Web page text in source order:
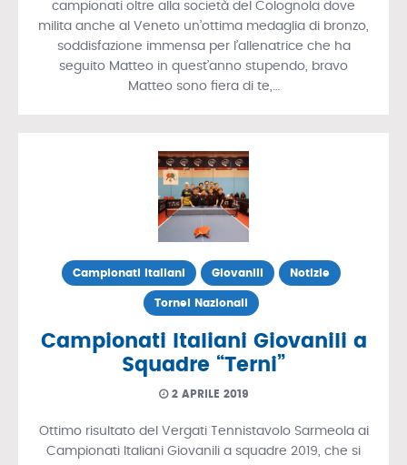
campionati oltre alla società del Colognola dove
milita anche al Veneto un’ottima medaglia di bronzo,
soddisfazione immensa per l’allenatrice che ha
seguito Matteo in quest’anno stupendo, bravo
Matteo sono fiera di te,…
Campionati Italiani Giovanili Notizie
Tornei Nazionali
Campionati Italiani Giovanili a
Squadre “Terni”
2 APRILE 2019
Ottimo risultato del Vergati Tennistavolo Sarmeola ai
Campionati Italiani Giovanili a squadre 2019, che si